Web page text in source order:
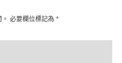
必要欄位標記為 *